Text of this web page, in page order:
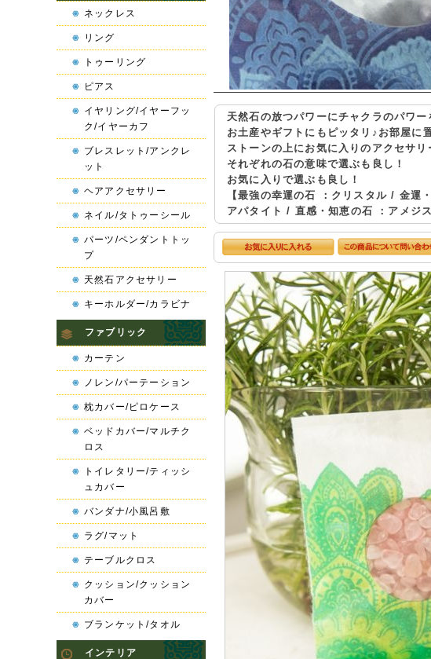
天然石の放つパワーにチャクラのパワ
お土産やギフトにもピッタリ♪お部屋に
ストーンの上にお気に入りのアクセサリ
それぞれの石の意味で選ぶも良し！
お気に入りで選ぶも良し！
【最強の幸運の石 ：クリスタル / 金
アパタイト / 直感・知恵の石 ：アメジ
ネックレス
リング
トゥーリング
ピアス
イヤリング/イヤーフッ
ク/イヤーカフ
ブレスレット/アンクレ
ット
ヘアアクセサリー
ネイル/タトゥーシール
パーツ/ペンダントトッ
プ
天然石アクセサリー
キーホルダー/カラビナ
ファブリック
カーテン
ノレン/パーテーション
枕カバー/ピロケース
ベッドカバー/マルチク
ロス
トイレタリー/ティッシ
ュカバー
バンダナ/小風呂敷
ラグ/マット
テーブルクロス
クッション/クッション
カバー
ブランケット/タオル
インテリア